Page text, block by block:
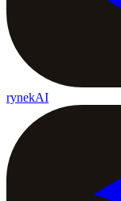
rynekAI